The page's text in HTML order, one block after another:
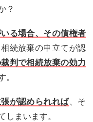
？
る場合、その債権者
続放棄の申立てが認
判で相続放棄の効力
。
が認められれば、そ
しまいます。